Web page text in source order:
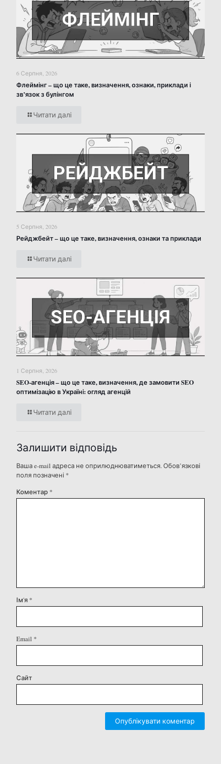
6 Серпня, 2026
Флеймінг – що це таке, визначення, ознаки, приклади і
зв’язок з булінгом
Читати далі
5 Серпня, 2026
Рейджбейт – що це таке, визначення, ознаки та приклади
Читати далі
1 Серпня, 2026
SEO-агенція – що це таке, визначення, де замовити SEO
оптимізацію в Україні: огляд агенцій
Читати далі
Залишити відповідь
Ваша e-mail адреса не оприлюднюватиметься.Обов’язкові
поля позначені *
Коментар *
Ім'я *
Email *
Сайт